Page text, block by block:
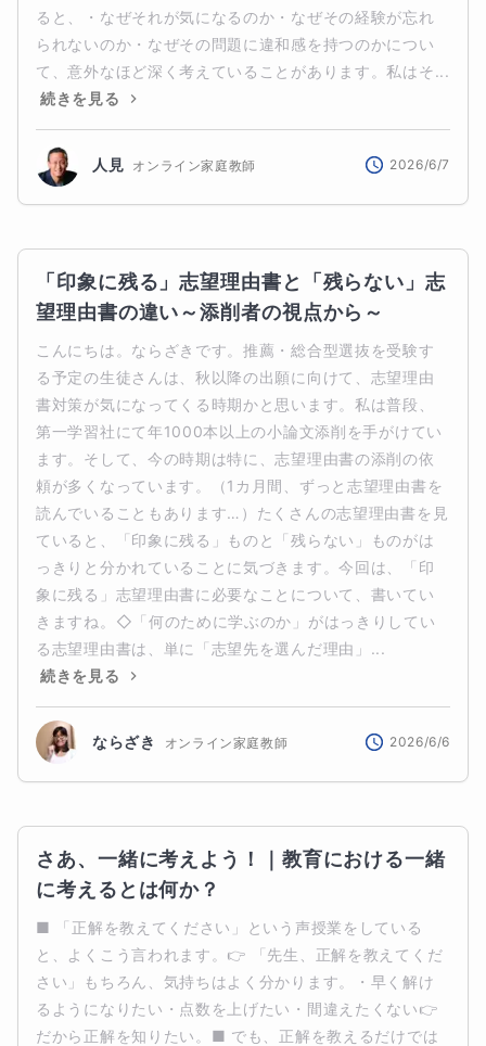
ると、・なぜそれが気になるのか・なぜその経験が忘れ
られないのか・なぜその問題に違和感を持つのかについ
て、意外なほど深く考えていることがあります。私はそ...
続きを見る
人見 オンライン家庭教師 2026/6/7
「印象に残る」志望理由書と「残らない」志
望理由書の違い～添削者の視点から～
こんにちは。ならざきです。推薦・総合型選抜を受験す
る予定の生徒さんは、秋以降の出願に向けて、志望理由
書対策が気になってくる時期かと思います。私は普段、
第一学習社にて年1000本以上の小論文添削を手がけてい
ます。そして、今の時期は特に、志望理由書の添削の依
頼が多くなっています。（1カ月間、ずっと志望理由書を
読んでいることもあります…）たくさんの志望理由書を見
ていると、「印象に残る」ものと「残らない」ものがは
っきりと分かれていることに気づきます。今回は、「印
象に残る」志望理由書に必要なことについて、書いてい
きますね。◇「何のために学ぶのか」がはっきりしてい
る志望理由書は、単に「志望先を選んだ理由」...
続きを見る
ならざき オンライン家庭教師 2026/6/6
さあ、一緒に考えよう！｜教育における一緒
に考えるとは何か？
■ 「正解を教えてください」という声授業をしている
と、よくこう言われます。👉 「先生、正解を教えてくだ
さい」もちろん、気持ちはよく分かります。・早く解け
るようになりたい・点数を上げたい・間違えたくない👉
だから正解を知りたい。■ でも、正解を教えるだけでは